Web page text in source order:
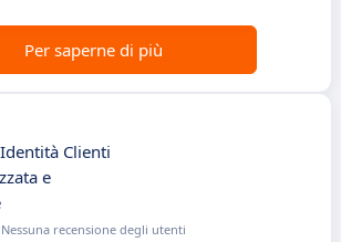
Per saperne di più
Clienti
e
Nessuna recensione degli utenti